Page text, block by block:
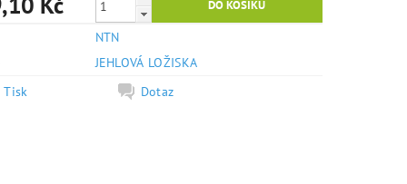
NTN
JEHLOVÁ LOŽISKA
Tisk
Dotaz